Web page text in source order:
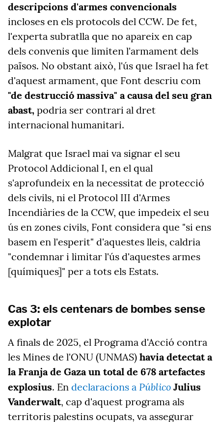
descripcions d'armes convencionals
incloses en els protocols del CCW. De fet,
l'experta subratlla que no apareix en cap
dels convenis que limiten l'armament dels
països. No obstant això, l'ús que Israel ha fet
d'aquest armament, que Font descriu com
"de destrucció massiva" a causa del seu gran
abast, podria ser contrari al dret
internacional humanitari.
Malgrat que Israel mai va signar el seu
Protocol Addicional I, en el qual
s'aprofundeix en la necessitat de protecció
dels civils, ni el Protocol III d'Armes
Incendiàries de la CCW, que impedeix el seu
ús en zones civils, Font considera que "si ens
basem en l'esperit" d'aquestes lleis, caldria
"condemnar i limitar l'ús d'aquestes armes
[químiques]" per a tots els Estats.
Cas 3: els centenars de bombes sense
explotar
A finals de 2025, el Programa d'Acció contra
les Mines de l'ONU (UNMAS) havia detectat a
la Franja de Gaza un total de 678 artefactes
explosius. En declaracions a Público Julius
Vanderwalt, cap d'aquest programa als
territoris palestins ocupats, va assegurar